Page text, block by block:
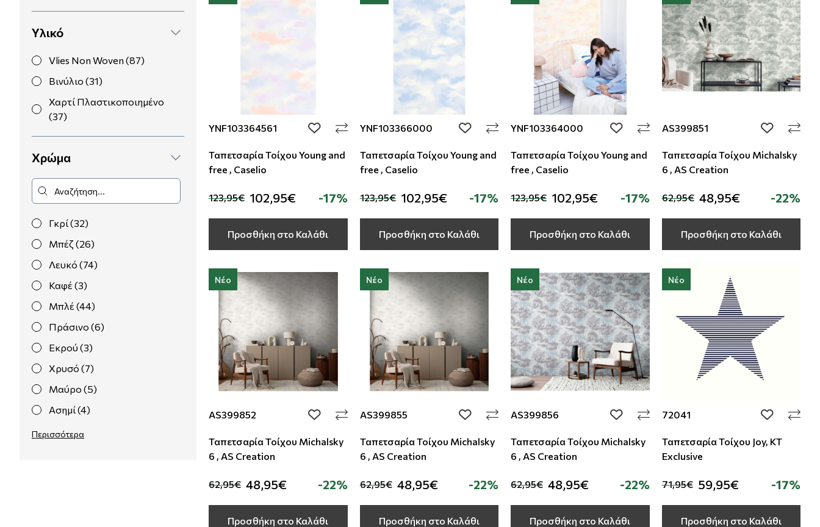
Υλικό
Vlies Non Woven (87)
Βινύλιο (31)
Χαρτί Πλαστικοποιημένο
(37)
Χρώμα
Γκρί (32)
Μπέζ (26)
Λευκό (74)
Καφέ (3)
Μπλέ (44)
Πράσινο (6)
Εκρού (3)
Χρυσό (7)
Μαύρο (5)
Ασημί (4)
Ρόζ (15)
Περισσότερα
YNF103364561 add to wishlist
Ταπετσαρία Τοίχου Young and
free , Caselio
123,95€ 102,95€ -17%
Προσθήκη στο Καλάθι
YNF103366000 add to wishlist
Ταπετσαρία Τοίχου Young and
free , Caselio
123,95€ 102,95€ -17%
Προσθήκη στο Καλάθι
YNF103364000 add to wishlist
Ταπετσαρία Τοίχου Young and
free , Caselio
123,95€ 102,95€ -17%
Προσθήκη στο Καλάθι
AS399851 add to
Ταπετσαρία Τοίχου Michalsky
6 , AS Creation
62,95€ 48,95€ -22%
Προσθήκη στο Καλάθι
Νέο
AS399852 add to wishlist
Ταπετσαρία Τοίχου Michalsky
6 , AS Creation
62,95€ 48,95€ -22%
Προσθήκη στο Καλάθι
Νέο
AS399855 add to wishlist
Ταπετσαρία Τοίχου Michalsky
6 , AS Creation
62,95€ 48,95€ -22%
Προσθήκη στο Καλάθι
Νέο
AS399856 add to wishlist
Ταπετσαρία Τοίχου Michalsky
6 , AS Creation
62,95€ 48,95€ -22%
Προσθήκη στο Καλάθι
Νέο
72041 add to
Ταπετσαρία Τοίχου Joy, KT
Exclusive
71,95€ 59,95€ -17%
Προσθήκη στο Καλάθι